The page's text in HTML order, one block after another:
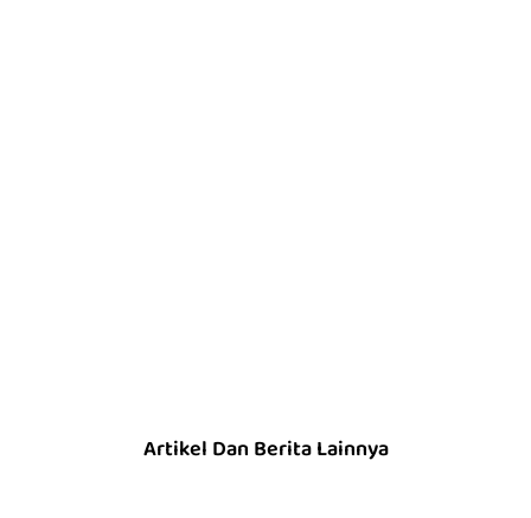
Artikel Dan Berita Lainnya